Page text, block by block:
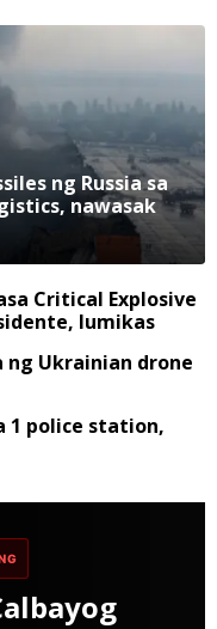
ng Russia sa
nawasak
Critical Explosive
lumikas
ng Ukrainian drone
1 police station,